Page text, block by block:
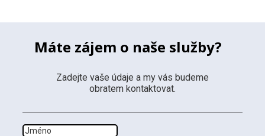
Máte zájem o naše služby?
Zadejte vaše údaje a my vás budeme
obratem kontaktovat.
Jméno